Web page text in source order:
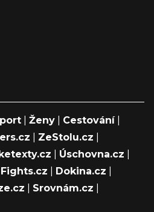
Ženy Cestování|
ZeStolu.cz
Úschovna.cz
Fights.cz Dokina.cz
Srovnám.cz